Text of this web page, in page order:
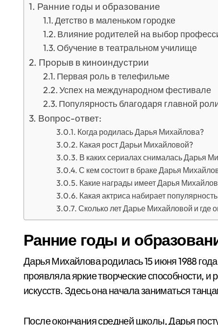
Ранние годы и образование
Детство в маленьком городке
Влияние родителей на выбор
Обучение в театральном училище
Прорыв в киноиндустрии
Первая роль в телефильме
Успех на международном фестивале
Популярность благодаря главной
Вопрос-ответ:
Когда родилась Дарья Михайлова?
Какая рост Дарьи Михайловой?
В каких сериалах снималась Дарья
С кем состоит в браке Дарья
Какие награды имеет Дарья
Какая актриса набирает
Сколько лет Дарье Михайловой и где
Ранние годы и
Дарья Михайлова родилась 15 июня 1988
проявляла яркие творческие способности,
искусств. Здесь она начала заниматься
После окончания средней школы, Дарья